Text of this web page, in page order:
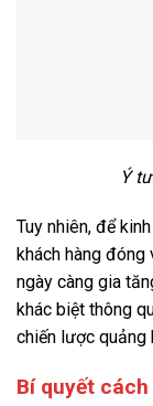
Ý
Tuy nhiên, để
khách hàng
ngày càng gia
khác biệt thông
chiến lược quảng
Bí quyết